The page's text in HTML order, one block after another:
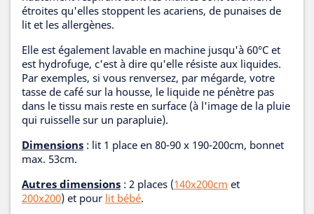
étroites qu'elles stoppent les acariens, de punaises de
lit et les allergènes.
Elle est également lavable en machine jusqu'à 60°C et
est hydrofuge, c'est à dire qu'elle résiste aux liquides.
Par exemples, si vous renversez, par mégarde, votre
tasse de café sur la housse, le liquide ne pénètre pas
dans le tissu mais reste en surface (à l'image de la pluie
qui ruisselle sur un parapluie).
Dimensions : lit 1 place en 80-90 x 190-200cm, bonnet
max. 53cm.
Autres dimensions : 2 places (140x200cm et
200x200) et pour lit bébé.